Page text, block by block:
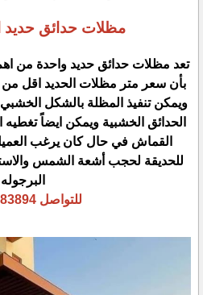
مظلات حدائق حديد
تعد مظلات حدائق حديد واحدة من
بأن سعر متر مظلات الحديد اقل
ويمكن تنفيذ المظلة بالشكل
الحدائق الخشبية ويمكن ايضاً تغطيه
القماش في حال كان يرغب
للحديقة لحجب أشعة الشمس
البرجوله
للتواصل 0555783894